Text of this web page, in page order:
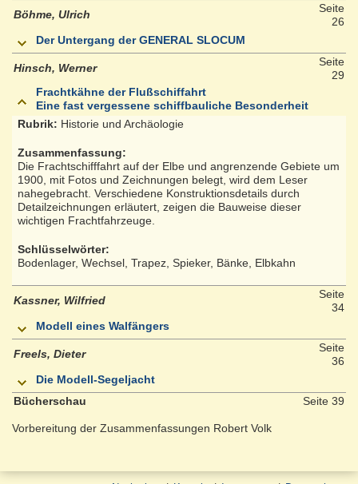
Böhme, Ulrich
Seite
26
Der Untergang der GENERAL SLOCUM
Hinsch, Werner
Seite
29
Frachtkähne der Flußschiffahrt
Eine fast vergessene schiffbauliche Besonderheit
Rubrik: Historie und Archäologie
Zusammenfassung:
Die Frachtschifffahrt auf der Elbe und angrenzende Gebiete um
1900, mit Fotos und Zeichnungen belegt, wird dem Leser
nahegebracht. Verschiedene Konstruktionsdetails durch
Detailzeichnungen erläutert, zeigen die Bauweise dieser
wichtigen Frachtfahrzeuge.
Schlüsselwörter:
Bodenlager, Wechsel, Trapez, Spieker, Bänke, Elbkahn
Kassner, Wilfried
Seite
34
Modell eines Walfängers
Freels, Dieter
Seite
36
Die Modell-Segeljacht
Bücherschau
Seite 39
Vorbereitung der Zusammenfassungen Robert Volk